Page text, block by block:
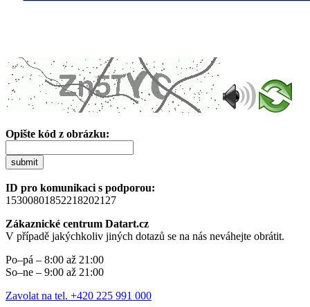
Opište kód z obrázku:
submit
ID pro komunikaci s podporou:
15300801852218202127
Zákaznické centrum Datart.cz
V případě jakýchkoliv jiných dotazů se na nás neváhejte obrátit.
Po–pá – 8:00 až 21:00
So–ne – 9:00 až 21:00
Zavolat na tel. +420 225 991 000